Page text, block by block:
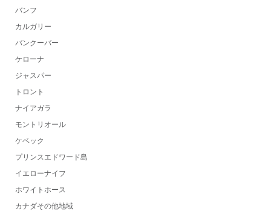
バンフ
カルガリー
バンクーバー
ケローナ
ジャスパー
トロント
ナイアガラ
モントリオール
ケベック
プリンスエドワード島
イエローナイフ
ホワイトホース
カナダその他地域